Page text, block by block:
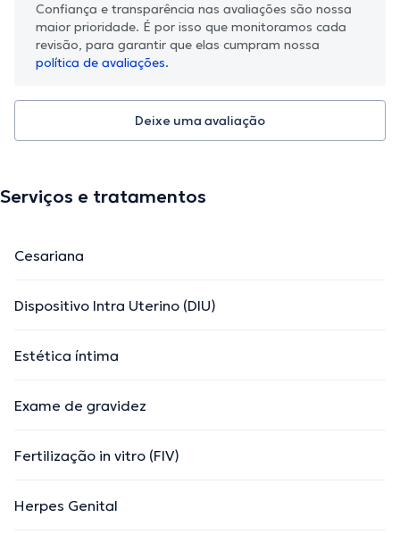
Confiança e transparência nas avaliações são nossa
maior prioridade. É por isso que monitoramos cada
revisão, para garantir que elas cumpram nossa
política de avaliações.
Deixe uma avaliação
Serviços e tratamentos
Cesariana
Dispositivo Intra Uterino (DIU)
Estética íntima
Exame de gravidez
Fertilização in vitro (FIV)
Herpes Genital